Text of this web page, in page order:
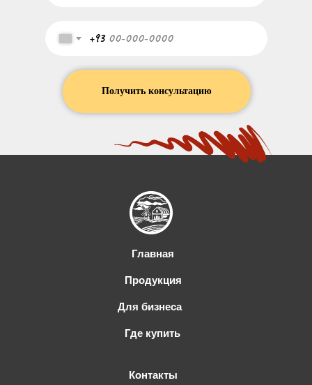
+93
Получить консультацию
Главная
Продукция
Для бизнеса
Где купить
Контакты